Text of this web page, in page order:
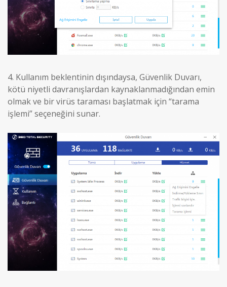
4. Kullanım beklentinin dışındaysa, Güvenlik Duvarı,
kötü niyetli davranışlardan kaynaklanmadığından emin
olmak ve bir virüs taraması başlatmak için “tarama
işlemi” seçeneğini sunar.